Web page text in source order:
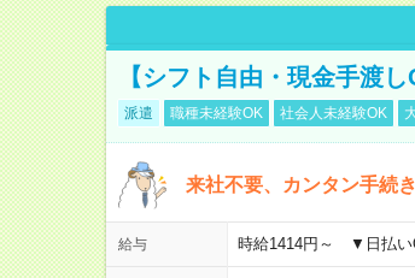
【シフト自由・現金手渡
派遣 職種未経験OK 社会人未経験OK
来社不要、カンタン手続
給与 時給1414円～ ▼日払